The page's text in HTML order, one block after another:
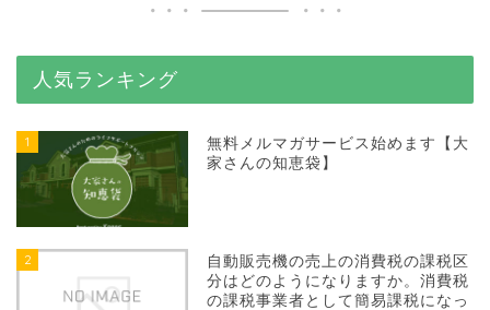
人気ランキング
1
無料メルマガサービス始めます【大
家さんの知恵袋】
2
自動販売機の売上の消費税の課税区
分はどのようになりますか。消費税
の課税事業者として簡易課税になっ